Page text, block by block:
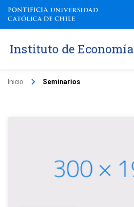
Instituto de Economía
Inicio keyboard_arrow_right Seminarios